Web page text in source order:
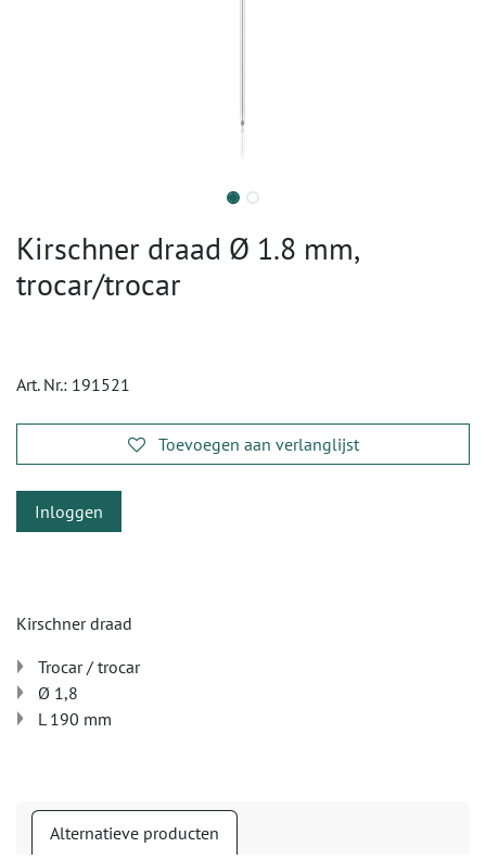
Kirschner draad Ø 1.8 mm,
trocar/trocar
Art. Nr.: 191521
Toevoegen aan verlanglijst
Inloggen
Kirschner draad
Trocar / trocar
Ø 1,8
L 190 mm
Alternatieve producten